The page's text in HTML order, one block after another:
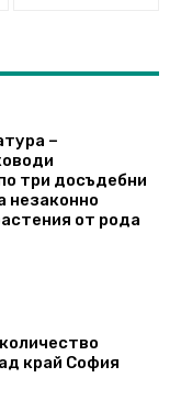
–
три досъдебни
незаконно
от рода
край София